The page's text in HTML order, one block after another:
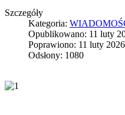
Szczegóły
Kategoria:
Opublikowano: 11 luty
Poprawiono: 11 luty 2026
Odsłony: 1080